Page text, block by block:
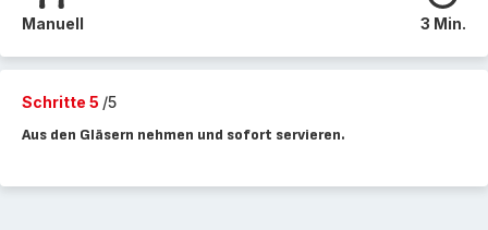
Manuell 3 Min.
Schritte 5 /5
Aus den Gläsern nehmen und sofort servieren.